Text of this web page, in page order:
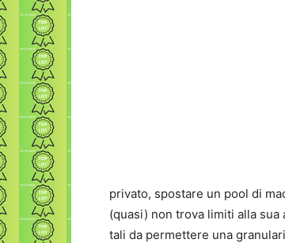
privato, spostare un pool di
(quasi) non trova limiti alla
tali da permettere una